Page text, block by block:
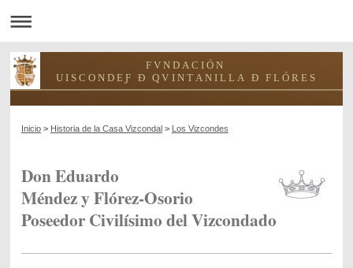
F V N D A C I Ó N
U I S C O N D E Ƒ Ð Q V I N T A N I L L A Ð F L Ó R E S
Inicio> Historia de la Casa Vizcondal> Los Vizcondes
Don Eduardo
Méndez y Flórez-Osorio
Poseedor Civilísimo del Vizcondado